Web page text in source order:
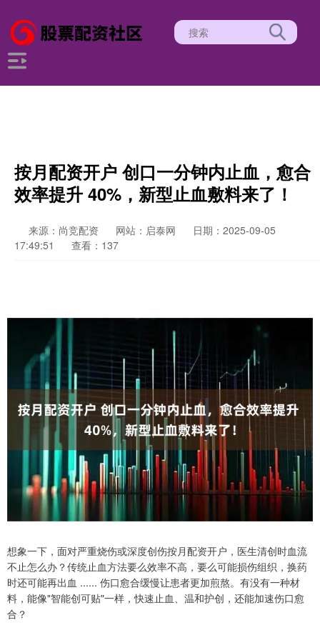
按月配资开户 创口一分钟内止血，愈合
效率提升 40%，新型止血敷料来了！
来源：尚竞配资 网站：启泰网
日期：2025-09-05
17:49:51
查看：137
想象一下，面对严重烧伤或深度创伤按月配资开户，医生清创时血流
不止怎么办？传统止血方法要么效率不高，要么可能损伤组织，换药
时还可能再出血 ...... 伤口愈合缓慢让患者更加煎熬。有没有一种材
料，能像"智能创可贴"一样，快速止血、温和护创，还能加速伤口愈
合？